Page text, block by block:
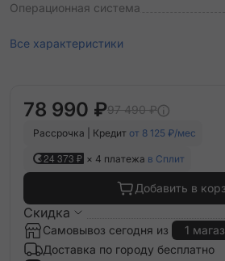
Операционная система
Все характеристики
78 990 ₽97 490 ₽
Рассрочка | Кредит от 8 125 ₽/мес
24 373 ₽ × 4 платежа в Сплит
Добавить в
Скидка
Самовывоз сегодня из
1
Доставка по городу бесплатно